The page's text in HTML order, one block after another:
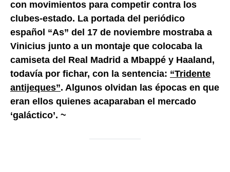
con movimientos para competir contra los
clubes-estado. La portada del periódico
español “As” del 17 de noviembre mostraba a
Vinicius junto a un montaje que colocaba la
camiseta del Real Madrid a Mbappé y Haaland,
todavía por fichar, con la sentencia: “Tridente
antijeques”. Algunos olvidan las épocas en que
eran ellos quienes acaparaban el mercado
‘galáctico’. ~